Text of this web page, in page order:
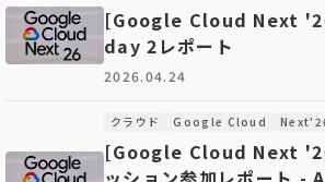
[Google Cloud Next
day 2レポート
2026.04.24
クラウド Google Cloud
[Google Cloud Next